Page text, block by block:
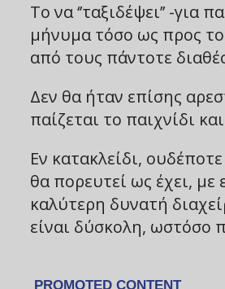
Το να ‘’ταξιδέψει’’ -
μήνυμα τόσο ως προς
από τους πάντοτε
Δεν θα ήταν επίσης
παίζεται το παιχνίδι
Εν κατακλείδι,
θα πορευτεί ως έχει, με
καλύτερη δυνατή
είναι δύσκολη, ωστόσο